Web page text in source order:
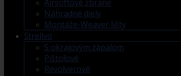
Airsoftové zbrane
Náhradné diely
Montáže-Weaver lišty
Strelivo
S okrajovým zápalom
Pištoľové
Revolverové